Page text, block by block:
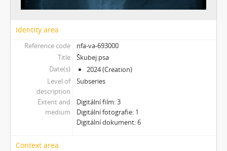
Identity area
Reference code
nfa-va-693000
Title
Škubej psa
Date(s)
2024 (Creation)
Level of
description
Subseries
Extent and
medium
Digitální film: 3
Digitální fotografie: 1
Digitální dokument: 6
Context area